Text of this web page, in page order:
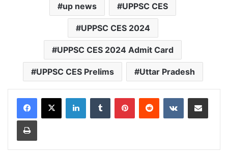
up news UPPSC CES
UPPSC CES 2024
UPPSC CES 2024 Admit Card
UPPSC CES Prelims Uttar Pradesh
LinkedInTumblr PinterestReddit VKontakteShare via Email
Print